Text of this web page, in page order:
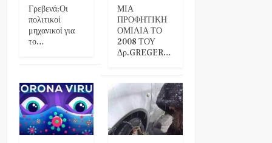
Γρεβενά:Οι
πολιτικοί
μηχανικοί για
το…
ΜΙΑ
ΠΡΟΦΗΤΙΚΗ
ΟΜΙΛΙΑ ΤΟ
2008 ΤΟΥ
Δρ.GREGER…